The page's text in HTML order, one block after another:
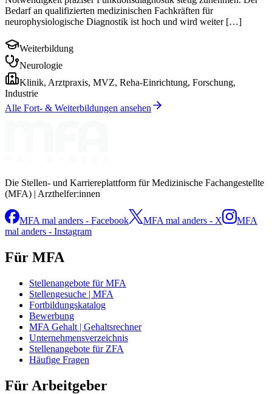
Bedarf an qualifizierten medizinischen Fachkräften für
neurophysiologische Diagnostik ist hoch und wird weiter […]
Weiterbildung
Neurologie
Klinik, Arztpraxis, MVZ, Reha-Einrichtung, Forschung,
Industrie
Alle Fort- & Weiterbildungen ansehen
Die Stellen- und Karriereplattform für Medizinische Fachangestellte
(MFA) | Arzthelfer:innen
MFA mal anders - Facebook MFA mal anders - X
MFA
mal anders - Instagram
Für MFA
Stellenangebote für MFA
Stellengesuche | MFA
Fortbildungskatalog
Bewerbung
MFA Gehalt | Gehaltsrechner
Unternehmensverzeichnis
Stellenangebote für ZFA
Häufige Fragen
Für Arbeitgeber